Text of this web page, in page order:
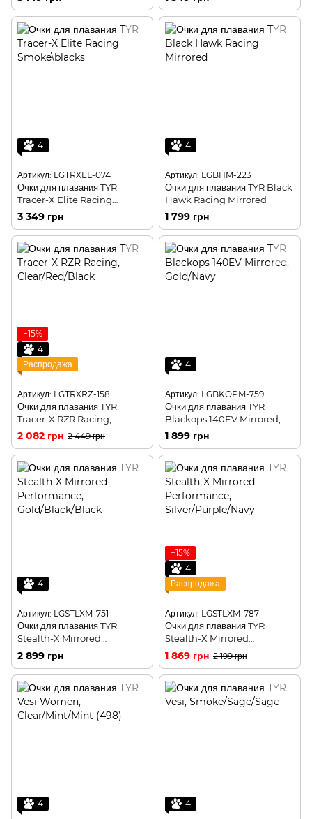
(751) (LGTRXRZM-751)
4
Артикул: LGTRXEL-074
Очки для плавания TYR
Tracer-X Elite Racing
Smoke\blacks
3 349 грн
4
Артикул: LGBHM-223
Очки для плавания TYR Black
Hawk Racing Mirrored
1 799 грн
−15%
4
Распродажа
Артикул: LGTRXRZ-158
Очки для плавания TYR
Tracer-X RZR Racing,
Clear/Red/Black
2 082 грн 2 449 грн
4
Артикул: LGBKOPM-759
Очки для плавания TYR
Blackops 140EV Mirrored,
Gold/Navy
1 899 грн
4
Артикул: LGSTLXM-751
Очки для плавания TYR
Stealth-X Mirrored
Performance,
Gold/Black/Black
2 899 грн
−15%
4
Распродажа
Артикул: LGSTLXM-787
Очки для плавания TYR
Stealth-X Mirrored
Performance,
Silver/Purple/Navy
1 869 грн 2 199 грн
4 4